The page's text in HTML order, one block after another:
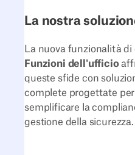
La nostra
La nuova funzionalità di
Funzioni dell'ufficio
queste sfide con
complete progettate per
semplificare la
gestione della sicurezza.